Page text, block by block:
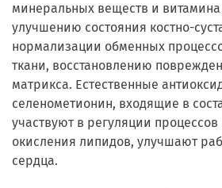
минеральных веществ и витамина
улучшению состояния костно-
нормализации обменных
ткани, восстановлению
матрикса. Естественные
селенометионин, входящие в
участвуют в регуляции
окисления липидов, улучшают
сердца.